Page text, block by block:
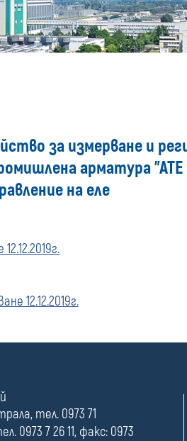
купувача
за
стартирани
преди
г.
за измерване и
арматура
на еле
12.12.2019г.
тел. 0973 71
0973 7 26 11, факс: 0973